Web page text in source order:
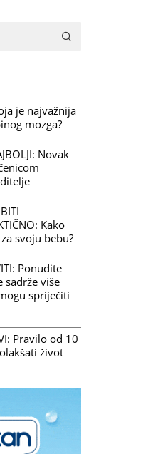
je najvažnija
mozga?
Novak
Kako
svoju bebu?
Ponudite
sadrže više
spriječiti
Pravilo od 10
život